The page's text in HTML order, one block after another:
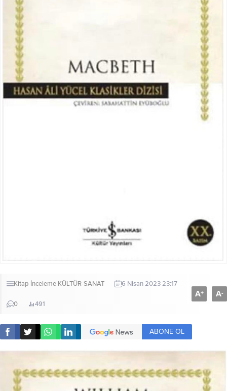
Kitap İnceleme KÜLTÜR-SANAT 6 Nisan 2023 23:17
0 491
A+ A-
ABONE OL